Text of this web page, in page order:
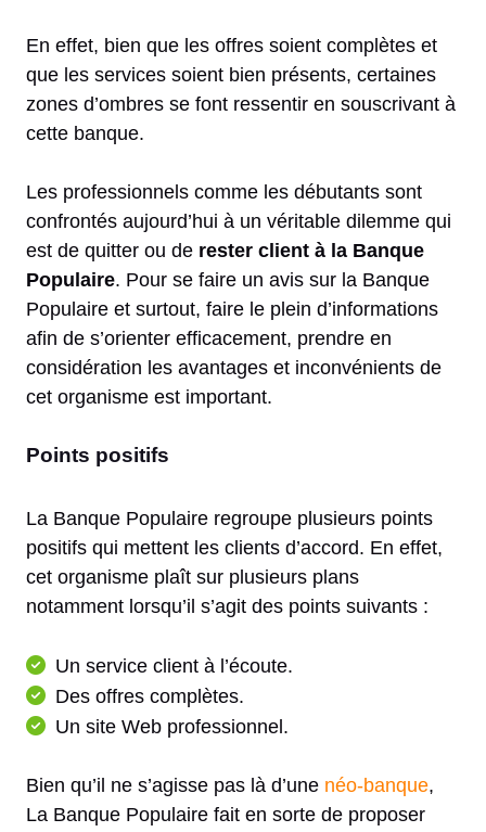
En effet, bien que les offres soient complètes et
que les services soient bien présents, certaines
zones d’ombres se font ressentir en souscrivant à
cette banque.
Les professionnels comme les débutants sont
confrontés aujourd’hui à un véritable dilemme qui
est de quitter ou de rester client à la Banque
Populaire. Pour se faire un avis sur la Banque
Populaire et surtout, faire le plein d’informations
afin de s’orienter efficacement, prendre en
considération les avantages et inconvénients de
cet organisme est important.
Points positifs
La Banque Populaire regroupe plusieurs points
positifs qui mettent les clients d’accord. En effet,
cet organisme plaît sur plusieurs plans
notamment lorsqu’il s’agit des points suivants :
Un service client à l’écoute.
Des offres complètes.
Un site Web professionnel.
Bien qu’il ne s’agisse pas là d’une néo-banque,
La Banque Populaire fait en sorte de proposer